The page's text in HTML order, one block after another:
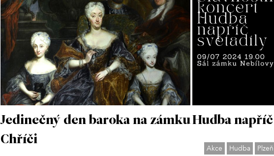
Jedinečný den baroka na zámku
Chříči
Hudba
Akce Hudba